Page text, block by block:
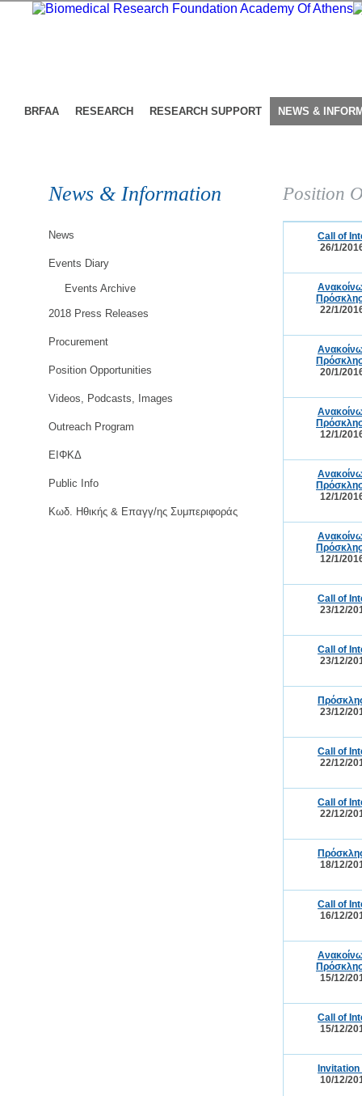
BRFAA RESEARCH RESEARCH SUPPORT NEWS &
News & Information
News
Events Diary
Events Archive
2018 Press Releases
Procurement
Position Opportunities
Videos, Podcasts, Images
Outreach Program
ΕΙΦΚΔ
Public Info
Κωδ. Ηθικής & Επαγγ/ης Συμπεριφοράς
Position
Call of
26/1/
22/1/
20/1/
12/1/
12/1/
12/1/
Call of
23/12/
Call of
23/12/
23/12/
Call of
22/12/
Call of
22/12/
18/12/
Call of
16/12/
15/12/
Call of
15/12/
10/12/